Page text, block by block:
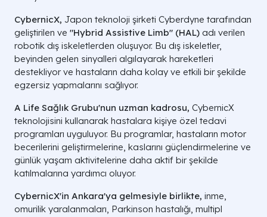
CybernicX, Japon teknoloji şirketi Cyberdyne tarafından
geliştirilen ve "Hybrid Assistive Limb" (HAL) adı verilen
robotik dış iskeletlerden oluşuyor. Bu dış iskeletler,
beyinden gelen sinyalleri algılayarak hareketleri
destekliyor ve hastaların daha kolay ve etkili bir şekilde
egzersiz yapmalarını sağlıyor.
A Life Sağlık Grubu'nun uzman kadrosu, CybernicX
teknolojisini kullanarak hastalara kişiye özel tedavi
programları uyguluyor. Bu programlar, hastaların motor
becerilerini geliştirmelerine, kaslarını güçlendirmelerine ve
günlük yaşam aktivitelerine daha aktif bir şekilde
katılmalarına yardımcı oluyor.
CybernicX'in Ankara'ya gelmesiyle birlikte, inme,
omurilik yaralanmaları, Parkinson hastalığı, multipl